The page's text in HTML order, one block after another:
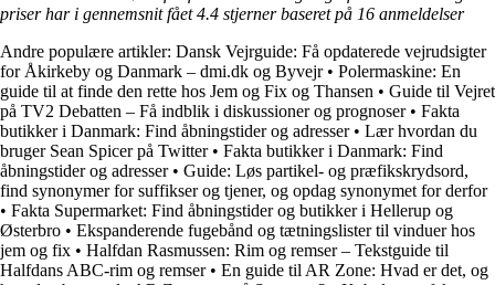
priser har i gennemsnit fået4.4 stjerner baseret på 16 anmeldelser
Andre populære artikler: Dansk Vejrguide: Få opdaterede vejrudsigter
for Åkirkeby og Danmark – dmi.dk og Byvejr• Polermaskine: En
guide til at finde den rette hos Jem og Fix og Thansen • Guide til Vejret
på TV2 Debatten – Få indblik i diskussioner og prognoser• Fakta
butikker i Danmark: Find åbningstider og adresser• Lær hvordan du
bruger Sean Spicer på Twitter• Fakta butikker i Danmark: Find
åbningstider og adresser• Guide: Løs partikel- og præfikskrydsord,
find synonymer for suffikser og tjener, og opdag synonymet for derfor
• Fakta Supermarket: Find åbningstider og butikker i Hellerup og
Østerbro • Ekspanderende fugebånd og tætningslister til vinduer hos
jem og fix • Halfdan Rasmussen: Rim og remser – Tekstguide til
Halfdans ABC-rim og remser• En guide til AR Zone: Hvad er det, og